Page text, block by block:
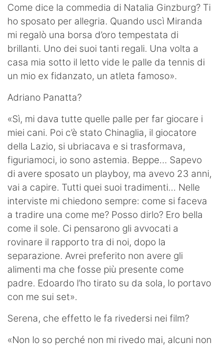
Come dice la commedia di Natalia Ginzburg? Ti
ho sposato per allegria. Quando uscì Miranda
mi regalò una borsa d’oro tempestata di
brillanti. Uno dei suoi tanti regali. Una volta a
casa mia sotto il letto vide le palle da tennis di
un mio ex fidanzato, un atleta famoso».
Adriano Panatta?
«Sì, mi dava tutte quelle palle per far giocare i
miei cani. Poi c’è stato Chinaglia, il giocatore
della Lazio, si ubriacava e si trasformava,
figuriamoci, io sono astemia. Beppe… Sapevo
di avere sposato un playboy, ma avevo 23 anni,
vai a capire. Tutti quei suoi tradimenti… Nelle
interviste mi chiedono sempre: come si faceva
a tradire una come me? Posso dirlo? Ero bella
come il sole. Ci pensarono gli avvocati a
rovinare il rapporto tra di noi, dopo la
separazione. Avrei preferito non avere gli
alimenti ma che fosse più presente come
padre. Edoardo l’ho tirato su da sola, lo portavo
con me sui set».
Serena, che effetto le fa rivedersi nei film?
«Non lo so perché non mi rivedo mai, alcuni non